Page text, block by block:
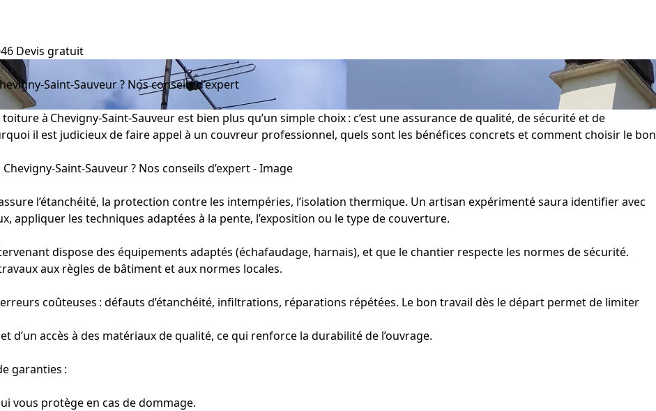
Devis gratuit
Saint-Sauveur ? Nos conseils d’expert
à Chevigny‑Saint‑Sauveur est bien plus qu’un simple choix : c’est une assurance de qualité, de sécurité et de
il est judicieux de faire appel à un couvreur professionnel, quels sont les bénéfices concrets et comment choisir le bon
l’étanchéité, la protection contre les intempéries, l’isolation thermique. Un artisan expérimenté saura identifier avec
appliquer les techniques adaptées à la pente, l’exposition ou le type de couverture.
dispose des équipements adaptés (échafaudage, harnais), et que le chantier respecte les normes de sécurité.
aux règles de bâtiment et aux normes locales.
coûteuses : défauts d’étanchéité, infiltrations, réparations répétées. Le bon travail dès le départ permet de limiter
d’un accès à des matériaux de qualité, ce qui renforce la durabilité de l’ouvrage.
garanties :
vous protège en cas de dommage.